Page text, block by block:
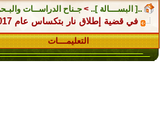
..[ البســـالة ].. > جـناح الدراســات
في قضية إطلاق نار بتكساس عام 2017.. حكم بتغريم سلاح الجو الأميركي بأكثر من 230 مليون دولار
التعليمـــات